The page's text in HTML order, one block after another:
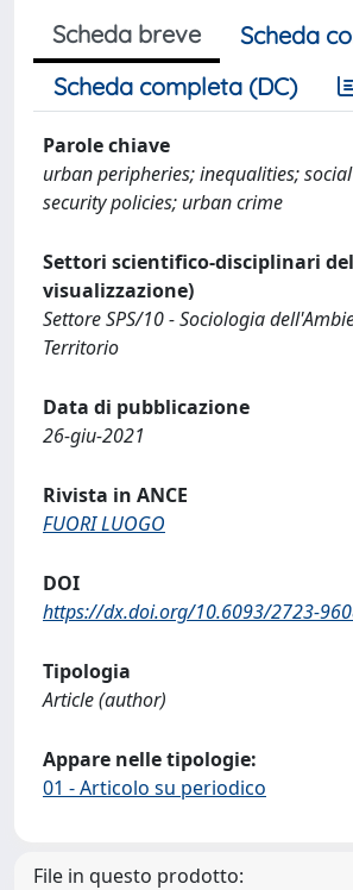
Scheda breve
Scheda
Scheda completa (DC)
Parole chiave
urban peripheries; inequalities;
security policies; urban crime
Settori scientifico-disciplinari
visualizzazione)
Settore SPS/10 - Sociologia
Territorio
Data di pubblicazione
26-giu-2021
Rivista in ANCE
FUORI LUOGO
DOI
https://dx.doi.org/10.6093/2723-
Tipologia
Article (author)
Appare nelle tipologie:
01 - Articolo su periodico
File in questo prodotto: